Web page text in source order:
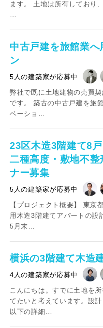
ます。 土地は所有しており
…
中古戸建を旅館業へ
ン
5人の建築家が応募中
弊社で既に土地建物の売買
です。 築古の中古戸建を旅
ベーショ…
23区木造3階建て8
二種高度・敷地不整
ナー募集
5人の建築家が応募中
【プロジェクト概要】 東京
用木造3階建てアパートの設
5月末…
横浜の3階建て木造
4人の建築家が応募中
こんにちは。すでに土地を
てたいと考えています。設
以下の詳細…